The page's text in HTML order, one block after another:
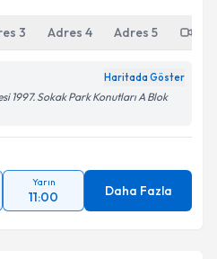
3 Adres 4 Adres 5
Haritada Göster
1997. Sokak Park Konutları A Blok
Yarın
11:00 Daha Fazla